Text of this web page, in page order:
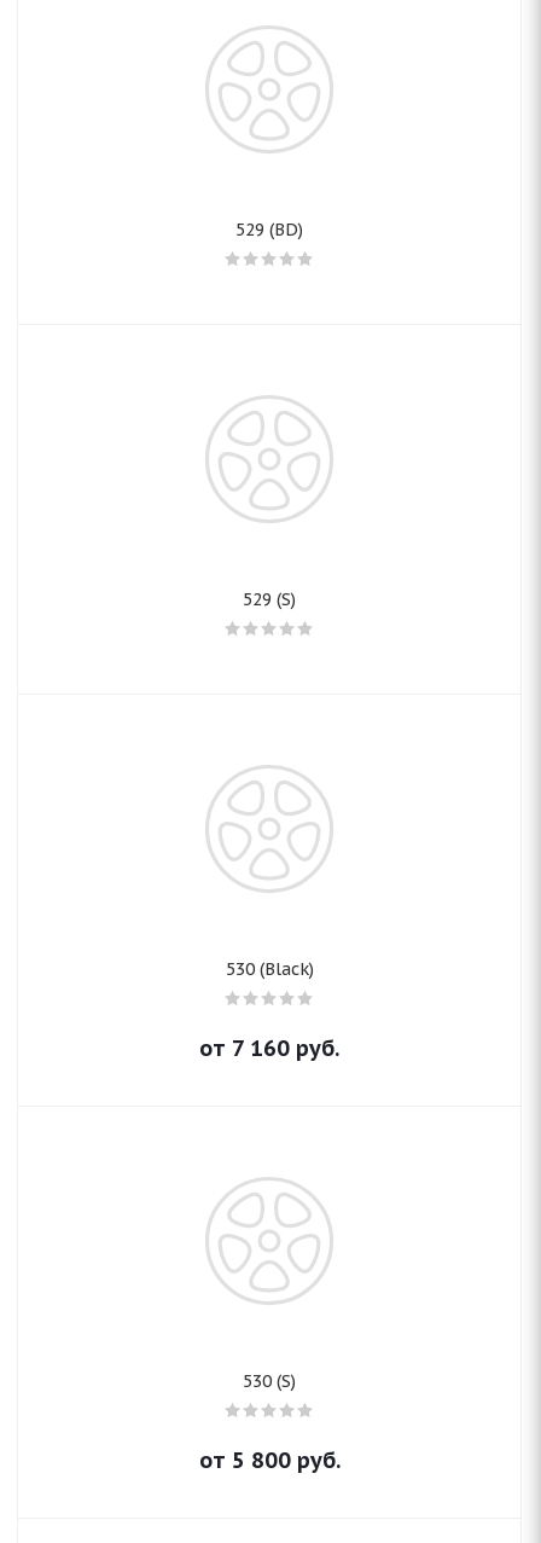
529 (BD)
529 (S)
530 (Black)
от 7 160 руб.
530 (S)
от 5 800руб.